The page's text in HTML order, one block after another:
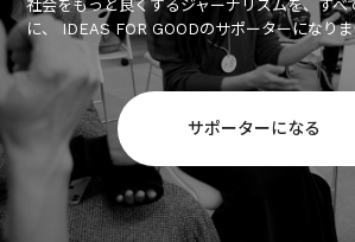
社会をもっと良くするジャーナリズムを、すべ
に、 IDEAS FOR GOODのサポーターになりま
サポーターになる